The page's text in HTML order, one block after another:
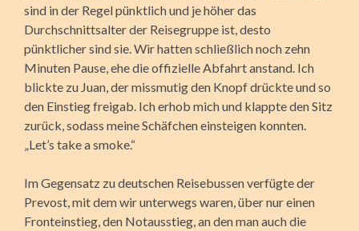
sind in der Regel pünktlich und je höher das
Durchschnittsalter der Reisegruppe ist, desto
pünktlicher sind sie. Wir hatten schließlich noch zehn
Minuten Pause, ehe die offizielle Abfahrtanstand. Ich
blickte zu Juan, der missmutig den Knopf drückte und so
den Einstieg freigab. Ich erhob mich und klappte den Sitz
zurück, sodass meine Schäfchen einsteigen konnten.
„Let’s take a smoke.“
Im Gegensatz zu deutschen Reisebussen verfügte der
Prevost, mit dem wir unterwegs waren, über nur einen
Fronteinstieg, den Notausstieg, an den man auch die